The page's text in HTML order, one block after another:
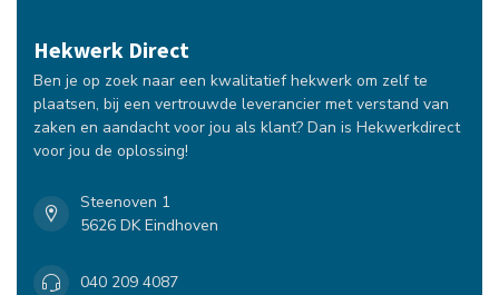
Hekwerk Direct
Ben je op zoek naar een kwalitatief hekwerk om zelf te
plaatsen, bij een vertrouwde leverancier met verstand van
zaken en aandacht voor jou als klant? Dan is Hekwerkdirect
voor jou de oplossing!
Steenoven 1
5626 DK Eindhoven
040 209 4087